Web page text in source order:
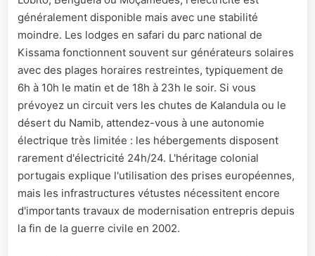
généralement disponible mais avec une stabilité
moindre. Les lodges en safari du parc national de
Kissama fonctionnent souvent sur générateurs solaires
avec des plages horaires restreintes, typiquement de
6h à 10h le matin et de 18h à 23h le soir. Si vous
prévoyez un circuit vers les chutes de Kalandula ou le
désert du Namib, attendez-vous à une autonomie
électrique très limitée : les hébergements disposent
rarement d'électricité 24h/24. L'héritage colonial
portugais explique l'utilisation des prises européennes,
mais les infrastructures vétustes nécessitent encore
d'importants travaux de modernisation entrepris depuis
la fin de la guerre civile en 2002.